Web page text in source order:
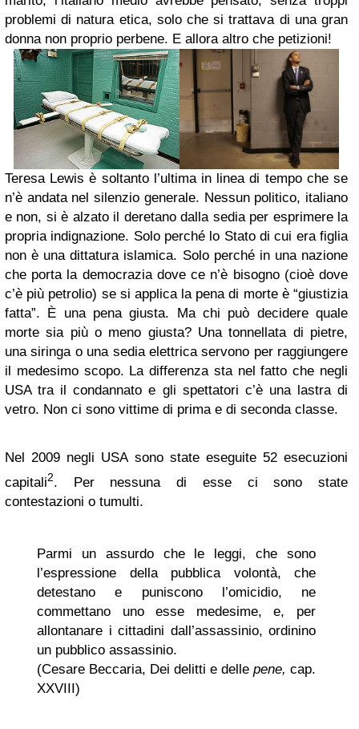
problemi di natura etica, solo che si trattava di una gran
donna non proprio perbene. E allora altro che petizioni!
Teresa Lewis è soltanto l’ultima in linea di tempo che se
n’è andata nel silenzio generale. Nessun politico, italiano
e non, si è alzato il deretano dalla sedia per esprimere la
propria indignazione. Solo perché lo Stato di cui era figlia
non è una dittatura islamica. Solo perché in una nazione
che porta la democrazia dove ce n’è bisogno (cioè dove
c’è più petrolio) se si applica la pena di morte è “giustizia
fatta”. È una pena giusta. Ma chi può decidere quale
morte sia più o meno giusta? Una tonnellata di pietre,
una siringa o una sedia elettrica servono per raggiungere
il medesimo scopo. La differenza sta nel fatto che negli
USA tra il condannato e gli spettatori c’è una lastra di
vetro. Non ci sono vittime di prima e di seconda classe.
Nel 2009 negli USA sono state eseguite 52 esecuzioni
capitali2. Per nessuna di esse ci sono state
contestazioni o tumulti.
Parmi un assurdo che le leggi, che sono
l’espressione della pubblica volontà, che
detestano e puniscono l’omicidio, ne
commettano uno esse medesime, e, per
allontanare i cittadini dall’assassinio, ordinino
un pubblico assassinio.
(Cesare Beccaria, Dei delitti e delle pene, cap.
XXVIII)